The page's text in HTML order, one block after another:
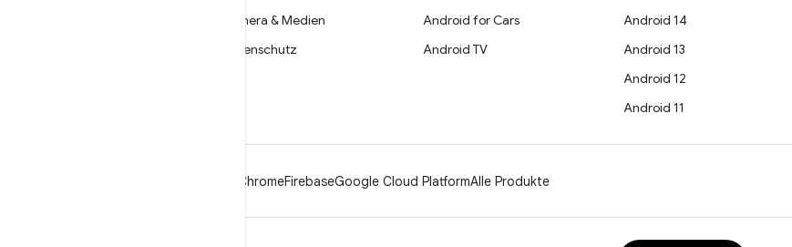
Kamera & Medien
Datenschutz
Android for Cars
Android TV
Android 14
Android 13
Android 12
Android 11
ChromeFirebaseGoogle Cloud PlatformAlle Produkte